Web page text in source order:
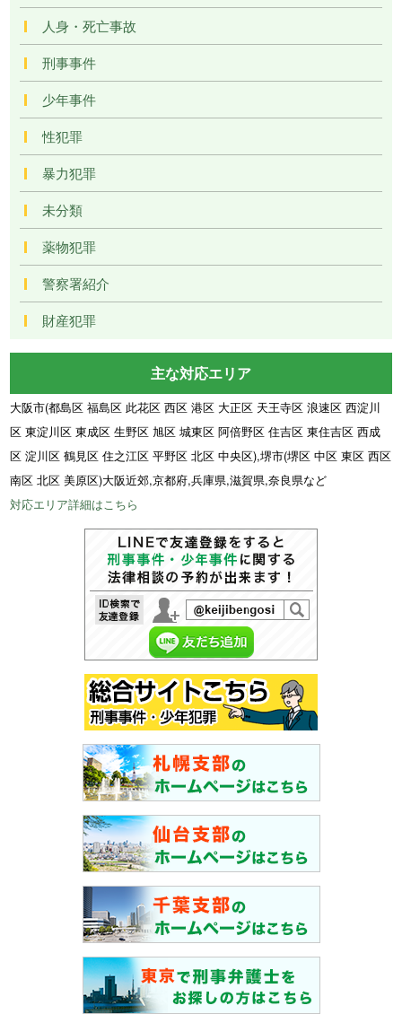
人身・死亡事故
刑事事件
少年事件
性犯罪
暴力犯罪
未分類
薬物犯罪
警察署紹介
財産犯罪
主な対応エリア
大阪市(都島区 福島区 此花区 西区 港区 大正区 天王寺区 浪速区 西淀川
区 東淀川区 東成区 生野区 旭区 城東区 阿倍野区 住吉区 東住吉区 西成
区 淀川区 鶴見区 住之江区 平野区 北区 中央区),堺市(堺区 中区 東区 西区
南区 北区 美原区)大阪近郊,京都府,兵庫県,滋賀県,奈良県など
対応エリア詳細はこちら